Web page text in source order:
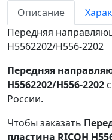
Описание
Передняя
H5562202/H556-2202
Передняя
H5562202/H556-2202
России.
Чтобы заказать
пластина RICOH